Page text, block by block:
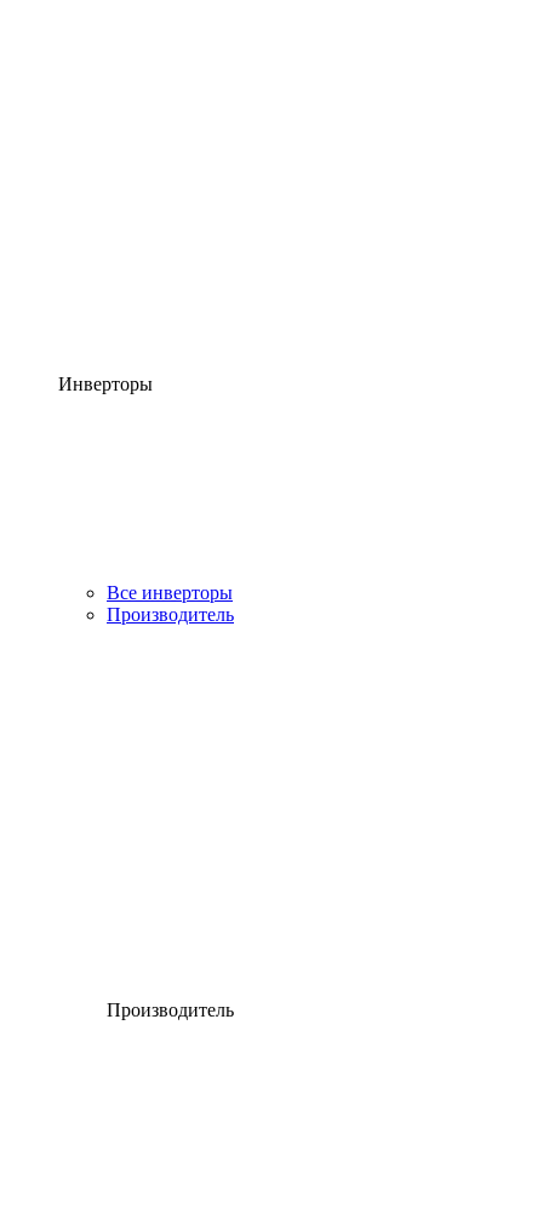
Инверторы
Все инверторы
Производитель
Производитель